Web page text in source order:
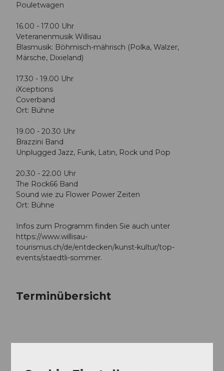
Pouletwagen
16.00 - 17.00 Uhr
Veteranenmusik Willisau
Blasmusik: Böhmisch-mährisch (Polka, Walzer,
Märsche, Dixieland)
17.30 - 19.00 Uhr
iXceptions
Coverband
Ort: Bühne
19.00 - 20.30 Uhr
Brazzini Band
Unplugged Jazz, Funk, Latin, Rock und Pop
20.30 - 22.00 Uhr
The Rock66 Band
Sound wie zu Flower Power Zeiten
Ort: Bühne
Infos zum Programm finden Sie auch unter
https://www.willisau-
tourismus.ch/de/entdecken/kunst-kultur/top-
events/staedtli-sommer.
Terminübersicht